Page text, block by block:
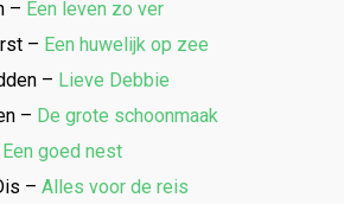
– Een leven zo ver
– Een huwelijk op zee
– Lieve Debbie
– De grote schoonmaak
Een goed nest
–Alles voor de reis